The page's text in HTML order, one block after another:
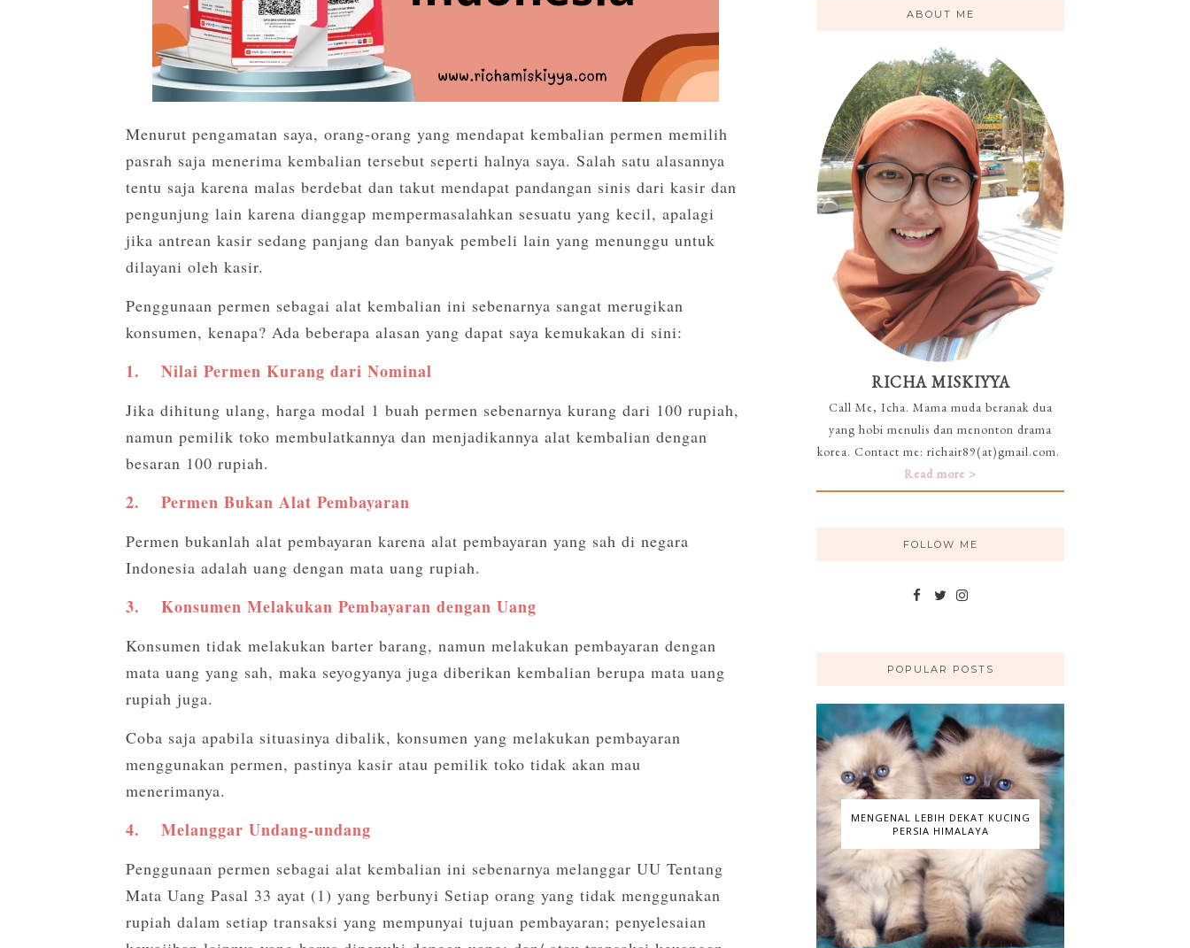
Menurut pengamatan saya, orang-orang yang mendapat kembalian permen memilih
pasrah saja menerima kembalian tersebut seperti halnya saya. Salah satu alasannya
tentu saja karena malas berdebat dan takut mendapat pandangan sinis dari kasir dan
pengunjung lain karena dianggap mempermasalahkan sesuatu yang kecil, apalagi
jika antrean kasir sedang panjang dan banyak pembeli lain yang menunggu untuk
dilayani oleh kasir.
Penggunaan permen sebagai alat kembalian ini sebenarnya sangat merugikan
konsumen, kenapa? Ada beberapa alasan yang dapat saya kemukakan di sini:
1. Nilai Permen Kurang dari Nominal
Jika dihitung ulang, harga modal 1 buah permen sebenarnya kurang dari 100 rupiah,
namun pemilik toko membulatkannya dan menjadikannya alat kembalian dengan
besaran 100 rupiah.
2. Permen Bukan Alat Pembayaran
Permen bukanlah alat pembayaran karena alat pembayaran yang sah di negara
Indonesia adalah uang dengan mata uang rupiah.
3. Konsumen Melakukan Pembayaran dengan Uang
Konsumen tidak melakukan barter barang, namun melakukan pembayaran dengan
mata uang yang sah, maka seyogyanya juga diberikan kembalian berupa mata uang
rupiah juga.
Coba saja apabila situasinya dibalik, konsumen yang melakukan pembayaran
menggunakan permen, pastinya kasir atau pemilik toko tidak akan mau
menerimanya.
4. Melanggar Undang-undang
Penggunaan permen sebagai alat kembalian ini sebenarnya melanggar UU Tentang
Mata Uang Pasal 33 ayat (1) yang berbunyi Setiap orang yang tidak menggunakan
rupiah dalam setiap transaksi yang mempunyai tujuan pembayaran; penyelesaian
ABOUT ME
RICHA MISKIYYA
Call Me, Icha. Mama muda beranak dua
yang hobi menulis dan menonton drama
korea. Contact me: richair89(at)gmail.com.
Read more >
FOLLOW ME
POPULAR POSTS
MENGENAL LEBIH DEKAT KUCING
PERSIA HIMALAYA